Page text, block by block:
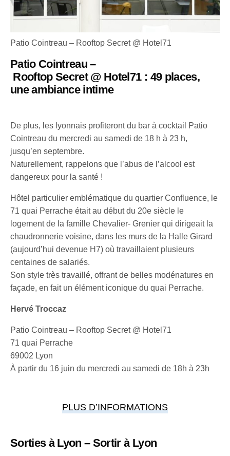
Patio Cointreau – Rooftop Secret @ Hotel71
Patio Cointreau –
Rooftop Secret @ Hotel71 : 49 places,
une ambiance intime
De plus, les lyonnais profiteront du bar à cocktail Patio
Cointreau du mercredi au samedi de 18 h à 23 h,
jusqu’en septembre.
Naturellement, rappelons que l’abus de l’alcool est
dangereux pour la santé !
Hôtel particulier emblématique du quartier Confluence, le
71 quai Perrache était au début du 20e siècle le
logement de la famille Chevalier- Grenier qui dirigeait la
chaudronnerie voisine, dans les murs de la Halle Girard
(aujourd’hui devenue H7) où travaillaient plusieurs
centaines de salariés.
Son style très travaillé, offrant de belles modénatures en
façade, en fait un élément iconique du quai Perrache.
Hervé Troccaz
Patio Cointreau – Rooftop Secret @ Hotel71
71 quai Perrache
69002 Lyon
À partir du 16 juin du mercredi au samedi de 18h à 23h
PLUS D’INFORMATIONS
Sorties à Lyon – Sortir à Lyon